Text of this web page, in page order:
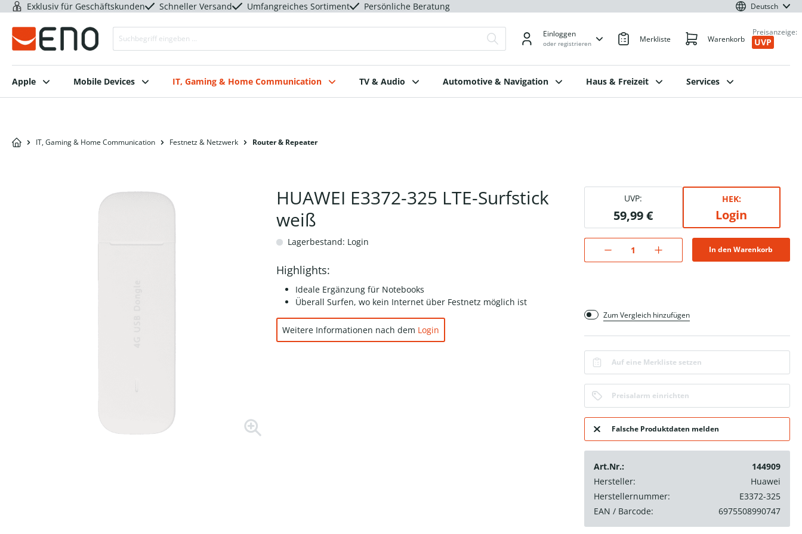
Exklusiv für Geschäftskunden Schneller Versand Umfangreiches Sortiment Persönliche Beratung Deutsch
Einloggen
oder registrieren Merkliste Warenkorb
Preisanzeige:
UVP
Apple Mobile Devices IT, Gaming & Home Communication TV & Audio Automotive & Navigation Haus & Freizeit Services
IT, Gaming & Home Communication Festnetz & Netzwerk Router & Repeater
HUAWEI E3372-325 LTE-Surfstick
weiß
Lagerbestand: Login
Highlights:
Ideale Ergänzung für Notebooks
Überall Surfen, wo kein Internet über Festnetz möglich ist
Weitere Informationen nach dem Login
UVP:
59,99 €
HEK:
Login
In den Warenkorb
Zum Vergleich hinzufügen
Auf eine Merkliste setzen
Preisalarm einrichten
Falsche Produktdaten melden
Art.Nr.:
144909
Hersteller:
Huawei
Herstellernummer:
E3372-325
EAN / Barcode:
6975508990747